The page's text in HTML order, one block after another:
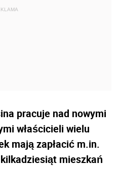
pracuje nad nowymi
właścicieli wielu
mają zapłacić m.in.
mieszkań